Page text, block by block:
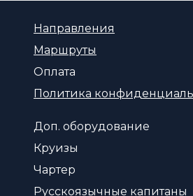
Направления
Маршруты
Оплата
Политика
Доп. оборудование
Круизы
Чартер
Русскоязычные капитаны